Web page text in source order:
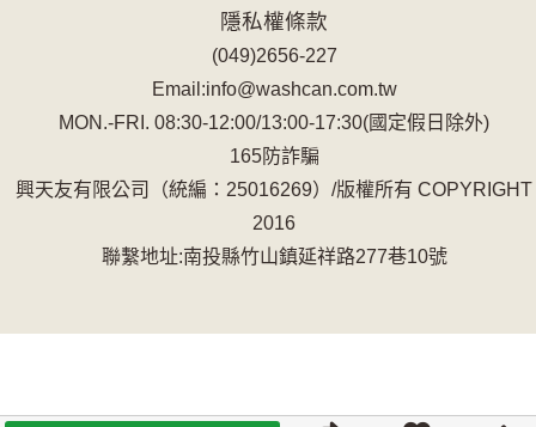
隱私權條款
(049)2656-227
Email:info@washcan.com.tw
MON.-FRI. 08:30-12:00/13:00-17:30(國定假日除外)
165防詐騙
興天友有限公司（統編：25016269）/版權所有 COPYRIGHT
2016
聯繫地址:南投縣竹山鎮延祥路277巷10號